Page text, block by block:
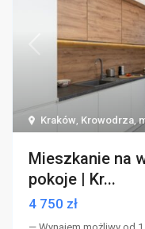
Kraków, Krowodrza,
Mieszkanie na
pokoje | Kr...
4 750 zł